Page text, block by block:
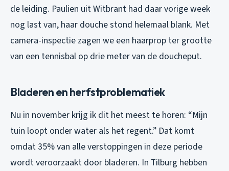
de leiding. Paulien uit Witbrant had daar vorige week
nog last van, haar douche stond helemaal blank. Met
camera-inspectie zagen we een haarprop ter grootte
van een tennisbal op drie meter van de doucheput.
Bladeren en herfstproblematiek
Nu in november krijg ik dit het meest te horen: “Mijn
tuin loopt onder water als het regent.” Dat komt
omdat 35% van alle verstoppingen in deze periode
wordt veroorzaakt door bladeren. In Tilburg hebben